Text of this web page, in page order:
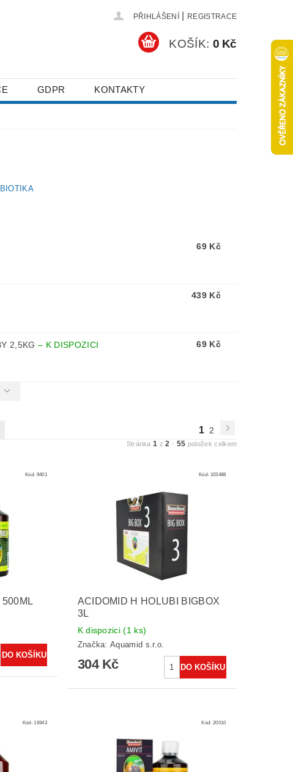
PŘIHLÁŠENÍ REGISTRACE
KOŠÍK: 0 Kč
GDPR KONTAKTY
69 Kč
439 Kč
2,5KG– K DISPOZICI 69 Kč
1 2
Stránka1 z2 - 55 položek celkem
Kód: 9401 Kód: 103488
ACIDOMID H HOLUBI BIGBOX
3L
K dispozici(1 ks)
Značka:Aquamid s.r.o.
304 Kč
Kód:16943 Kód:20010